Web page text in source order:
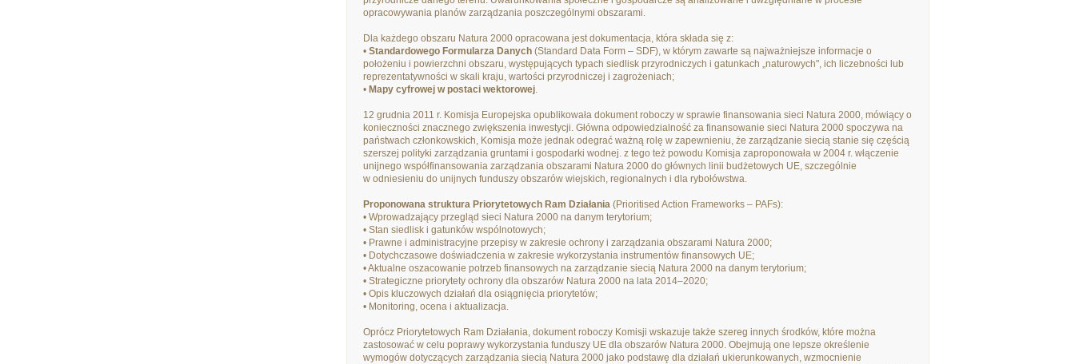
opracowywania planów zarządzania poszczególnymi obszarami.
Dla każdego obszaru Natura 2000 opracowana jest dokumentacja, która składa się z:
• Standardowego Formularza Danych (Standard Data Form – SDF), w którym zawarte są najważniejsze informacje o
położeniu i powierzchni obszaru, występujących typach siedlisk przyrodniczych i gatunkach „naturowych", ich liczebności lub
reprezentatywności w skali kraju, wartości przyrodniczej i zagrożeniach;
• Mapy cyfrowej w postaci wektorowej.
12 grudnia 2011 r. Komisja Europejska opublikowała dokument roboczy w sprawie finansowania sieci Natura 2000, mówiący o
konieczności znacznego zwiększenia inwestycji. Główna odpowiedzialność za finansowanie sieci Natura 2000 spoczywa na
państwach członkowskich, Komisja może jednak odegrać ważną rolę w zapewnieniu, że zarządzanie siecią stanie się częścią
szerszej polityki zarządzania gruntami i gospodarki wodnej. z tego też powodu Komisja zaproponowała w 2004 r. włączenie
unijnego współfinansowania zarządzania obszarami Natura 2000 do głównych linii budżetowych UE, szczególnie
w odniesieniu do unijnych funduszy obszarów wiejskich, regionalnych i dla rybołówstwa.
Proponowana struktura Priorytetowych Ram Działania (Prioritised Action Frameworks – PAFs):
• Wprowadzający przegląd sieci Natura 2000 na danym terytorium;
• Stan siedlisk i gatunków wspólnotowych;
• Prawne i administracyjne przepisy w zakresie ochrony i zarządzania obszarami Natura 2000;
• Dotychczasowe doświadczenia w zakresie wykorzystania instrumentów finansowych UE;
• Aktualne oszacowanie potrzeb finansowych na zarządzanie siecią Natura 2000 na danym terytorium;
• Strategiczne priorytety ochrony dla obszarów Natura 2000 na lata 2014–2020;
• Opis kluczowych działań dla osiągnięcia priorytetów;
• Monitoring, ocena i aktualizacja.
Oprócz Priorytetowych Ram Działania, dokument roboczy Komisji wskazuje także szereg innych środków, które można
zastosować w celu poprawy wykorzystania funduszy UE dla obszarów Natura 2000. Obejmują one lepsze określenie
wymogów dotyczących zarządzania siecią Natura 2000 jako podstawę dla działań ukierunkowanych, wzmocnienie